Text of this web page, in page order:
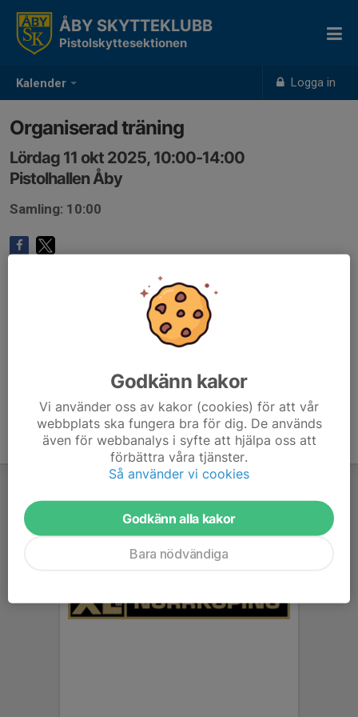
Kalender Logga in
ÅBY SKYTTEKLUBB
Pistolskyttesektionen
Organiserad träning
Lördag 11 okt 2025, 10:00-14:00
Pistolhallen Åby
Samling: 10:00
Godkänn kakor
Vi använder oss av kakor (cookies) för att vår
webbplats ska fungera bra för dig. De används
även för webbanalys i syfte att hjälpa oss att
förbättra våra tjänster.
Så använder vi cookies
Godkänn alla kakor
Bara nödvändiga